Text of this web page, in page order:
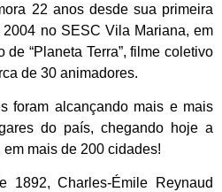
22 anos desde sua primeira
no SESC Vila Mariana, em
“Planeta Terra”, filme coletivo
de 30 animadores.
foram alcançando mais e mais
do país, chegando hoje a
mais de 200 cidades!
Charles-Émile Reynaud